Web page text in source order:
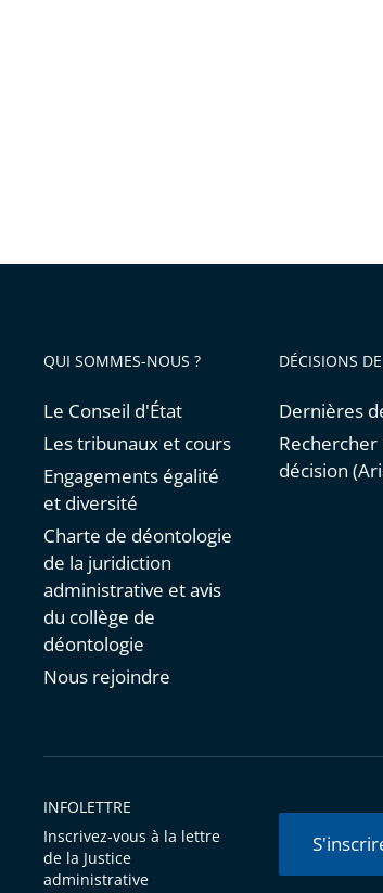
QUI SOMMES-NOUS ?
Le Conseil d'État
Les tribunaux et cours
Engagements égalité
et diversité
Charte de déontologie
de la juridiction
administrative et avis
du collège de
déontologie
Nous rejoindre
DÉCISIONS
Dernières
Rechercher
décision
INFOLETTRE
Inscrivez-vous à la lettre
de la Justice
administrative